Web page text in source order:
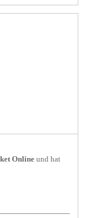
Online und hat